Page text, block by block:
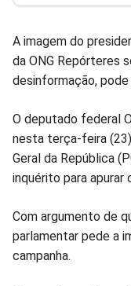
A imagem do
da ONG Repórteres
desinformação,
O deputado federal
nesta terça-feira
Geral da República
inquérito para apurar
Com argumento de
parlamentar pede a
campanha.